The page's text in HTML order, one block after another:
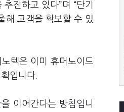
진하고 있다”며 “단기
해 고객을 확보할 수 있
텍은 이미 휴머노이드
입니다.
이어간다는 방침입니